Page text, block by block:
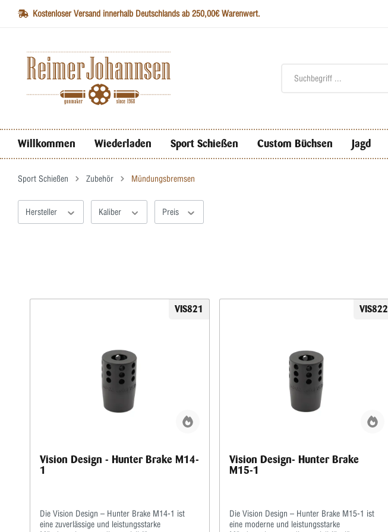
Kostenloser Versand innerhalb Deutschlands ab 250,00€ Warenwert.
Willkommen Wiederladen Sport Schießen Custom Büchsen Jagd
Sport Schießen Zubehör Mündungsbremsen
Hersteller Kaliber Preis
VIS821
Vision Design - Hunter Brake M14-
1
Die Vision Design – Hunter Brake M14-1 ist
eine zuverlässige und leistungsstarke
VIS822
Vision Design- Hunter Brake
M15-1
Die Vision Design – Hunter Brake M15-1 ist
eine moderne und leistungsstarke